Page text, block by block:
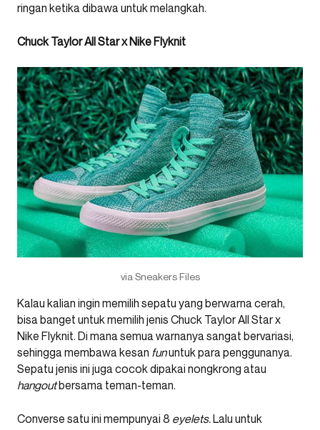
ringan ketika dibawa untuk melangkah.
Chuck Taylor All Star x Nike Flyknit
via Sneakers Files
Kalau kalian ingin memilih sepatu yang berwarna cerah,
bisa banget untuk memilih jenis Chuck Taylor All Star x
Nike Flyknit. Di mana semua warnanya sangat bervariasi,
sehingga membawa kesan fununtuk para penggunanya.
Sepatu jenis ini juga cocok dipakai nongkrong atau
hangoutbersama teman-teman.
Converse satu ini mempunyai 8 eyelets.Lalu untuk